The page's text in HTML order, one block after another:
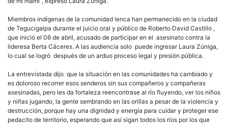
Miembros indígenas de la comunidad lenca han permanecido en la ciudad
de Tegucigalpa durante el juicio oral y público de Roberto David Castillo ,
que inició el 06 de abril, acusado de participar en el asesinato contra la
lideresa Berta Cáceres. A las audiencia solo puede ingresar Laura Zúniga,
lo cual se logró después de un arduo proceso legal y presión pública.
La entrevistada dijo que la situación en las comunidades ha cambiado y
es doloroso recorrer esos senderos sin sus compañeros y compañeras
asesinadas, pero les da fortaleza reencontrase al río fluyendo, ver los niños
y niñas jugando, la gente sembrando en las orillas a pesar de la violencia y
destrucción, porque hay una dignidad y energía para cuidar y proteger ese
pedacito de territorio, esperando que así sigan todos los ríos por los que